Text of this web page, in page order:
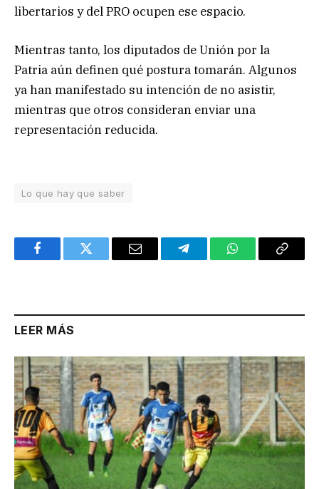
libertarios y del PRO ocupen ese espacio.
Mientras tanto, los diputados de Unión por la
Patria aún definen qué postura tomarán. Algunos
ya han manifestado su intención de no asistir,
mientras que otros consideran enviar una
representación reducida.
Lo que hay que saber
FacebookTwitter Email TelegramWhatsAppCopy
LEER MÁS